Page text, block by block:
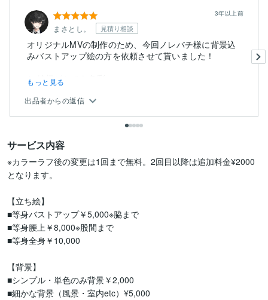
まさとし。 見積り相談
3年以上前
オリジナルMVの制作のため、今回ノレバチ様に背景込
みバストアップ絵の方を依頼させて貰いました！
1. 絵柄がとても多彩...
もっと見る
出品者からの返信
サービス内容
※カラーラフ後の変更は1回まで無料。2回目以降は追加料金¥2000
となります。
【立ち絵】
■等身バストアップ￥5,000※脇まで
■等身腰上￥8,000※股間まで
■等身全身￥10,000
【背景】
■シンプル・単色のみ背景￥2,000
■細かな背景（風景・室内etc）¥5,000